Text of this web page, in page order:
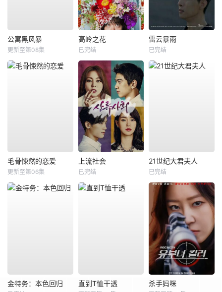
公寓黑风暴
更新至第08集
高岭之花
已完结
雷云暴雨
已完结
毛骨悚然的恋爱
更新至第06集
上流社会
已完结
21世纪大君夫人
已完结
金特务：本色回归 直到T恤干透 杀手妈咪